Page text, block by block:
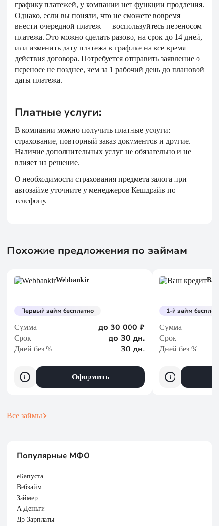
графику платежей, у компании нет функции продления.
Однако, если вы поняли, что не сможете вовремя
внести очередной платеж — воспользуйтесь переносом
платежа. Это можно сделать разово, на срок до 14 дней,
или изменить дату платежа в графике на все время
действия договора. Потребуется отправить заявление о
переносе не позднее, чем за 1 рабочий день до плановой
даты платежа.
Платные услуги:
В компании можно получить платные услуги:
страхование, повторный заказ документов и другие.
Наличие дополнительных услуг не обязательно и не
влияет на решение.
О необходимости страхования предмета залога при
автозайме уточните у менеджеров Кешдрайв по
телефону.
Похожие предложения по займам
Все займы
Webbankir
Первый займ бесплатно
Сумма до 30 000 ₽
Срок до 30 дн.
Дней без % 30 дн.
Оформить
1-й займ
Сумма
Срок
Дней без %
Популярные МФО
еКапуста
Вебзайм
Займер
А Деньги
До Зарплаты